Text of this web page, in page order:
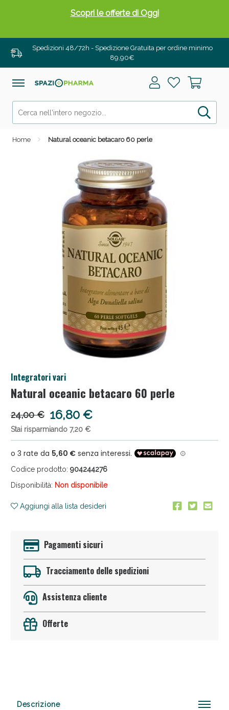
Spedizioni 48/72h - Spedizione Gratuita per ordine minimo
89,90€
Home Natural oceanic betacaro 60 perle
Integratori vari
Natural oceanic betacaro 60 perle
24,00 € 16,80 €
Stai risparmiando 7,20 €
Codice prodotto: 904244276
Disponibilità: Non disponibile
Aggiungi alla lista desideri
Pagamenti sicuri
Tracciamento delle spedizioni
Assistenza cliente
Offerte
Descrizione
Scopri le offerte di Oggi
Drenanti e Pancia Piatta: Sconti fino al 55% validi
solo per OGGI!
Salini e Multivitaminici: oggi Sconto extra fino al
Anticellulite e Fanghi: Sconto fino al 40% valido
oggi!